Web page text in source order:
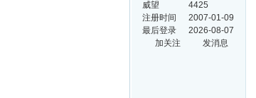
威望
4425
注册时间
2007-01-09
最后登录
2026-08-07
加关注
发消息